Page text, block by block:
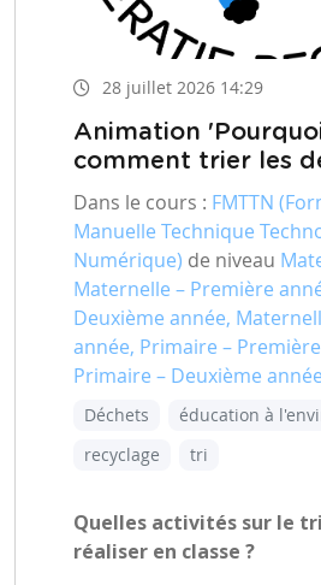
28 juillet 2026 14:29
Animation
comment trier les
Dans le cours : FMTTN
Manuelle Technique
Numérique) de niveau
Maternelle – Première
Deuxième année,
année, Primaire –
Primaire – Deuxième année
Déchets
éducation à
recyclage
tri
Quelles activités sur le
réaliser en classe ?